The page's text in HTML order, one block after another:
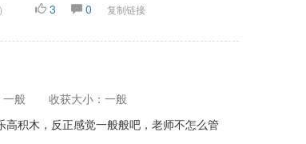
） 3 0 复制链接
般
收获大小：一般
积木，反正感觉一般般吧，老师不怎么管